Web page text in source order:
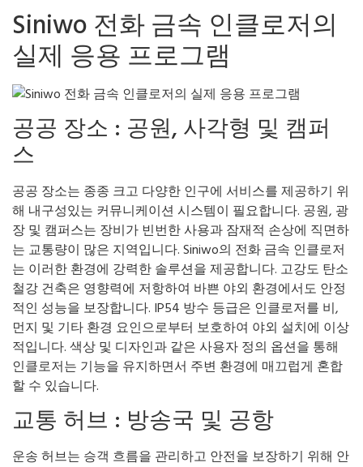
Siniwo 전화 금속 인클로저의
실제 응용 프로그램
공공 장소 : 공원, 사각형 및 캠퍼
스
공공 장소는 종종 크고 다양한 인구에 서비스를 제공하기 위
해 내구성있는 커뮤니케이션 시스템이 필요합니다. 공원, 광
장 및 캠퍼스는 장비가 빈번한 사용과 잠재적 손상에 직면하
는 교통량이 많은 지역입니다. Siniwo의 전화 금속 인클로저
는 이러한 환경에 강력한 솔루션을 제공합니다. 고강도 탄소
철강 건축은 영향력에 저항하여 바쁜 야외 환경에서도 안정
적인 성능을 보장합니다. IP54 방수 등급은 인클로저를 비,
먼지 및 기타 환경 요인으로부터 보호하여 야외 설치에 이상
적입니다. 색상 및 디자인과 같은 사용자 정의 옵션을 통해
인클로저는 기능을 유지하면서 주변 환경에 매끄럽게 혼합
할 수 있습니다.
교통 허브 : 방송국 및 공항
운송 허브는 승객 흐름을 관리하고 안전을 보장하기 위해 안